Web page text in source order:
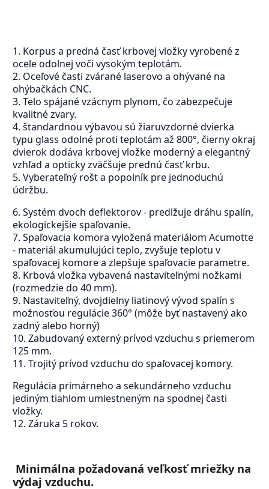
1. Korpus a predná časť krbovej vložky vyrobené z
ocele odolnej voči vysokým teplotám.
2. Oceľové časti zvárané laserovo a ohývané na
ohýbačkách CNC.
3. Telo spájané vzácnym plynom, čo zabezpečuje
kvalitné zvary.
4. štandardnou výbavou sú žiaruvzdorné dvierka
typu glass odolné proti teplotám až 800°, čierny okraj
dvierok dodáva krbovej vložke moderný a elegantný
vzhľad a opticky zväčšuje prednú časť krbu.
5. Vyberateľný rošt a popolník pre jednoduchú
údržbu.
6. Systém dvoch deflektorov - predlžuje dráhu spalín,
ekologickejšie spaľovanie.
7. Spaľovacia komora vyložená materiálom Acumotte
- materiál akumulujúci teplo, zvyšuje teplotu v
spaľovacej komore a zlepšuje spaľovacie parametre.
8. Krbová vložka vybavená nastaviteľnými nožkami
(rozmedzie do 40 mm).
9. Nastaviteľný, dvojdielny liatinový vývod spalín s
možnosťou regulácie 360° (môže byť nastavený ako
zadný alebo horný)
10. Zabudovaný externý prívod vzduchu s priemerom
125 mm.
11. Trojitý prívod vzduchu do spaľovacej komory.
Regulácia primárneho a sekundárneho vzduchu
jediným tiahlom umiestneným na spodnej časti
vložky.
12. Záruka 5 rokov.
Minimálna požadovaná veľkosť mriežky na
výdaj vzduchu.